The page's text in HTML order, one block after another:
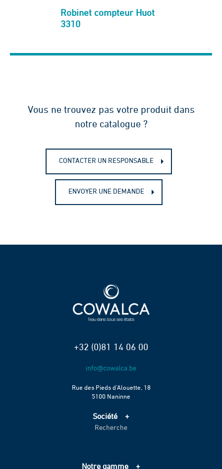
Robinet compteur Huot
3310
Vous ne trouvez pas votre produit dans
notre catalogue ?
CONTACTER UN RESPONSABLE
ENVOYER UNE DEMANDE
+32 (0)81 14 06 00
Rue des Pieds d’Alouette, 18
5100 Naninne
Société
Accueil
Échelle de performance CO2
Recherche
Notre gamme